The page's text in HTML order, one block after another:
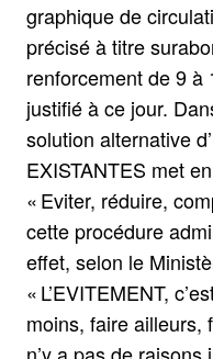
graphique de
précisé à titre
renforcement de 9 à
justifié à ce jour.
solution alternative
EXISTANTES met
« Eviter, réduire,
cette procédure
effet, selon le
« L’EVITEMENT,
moins, faire ailleurs,